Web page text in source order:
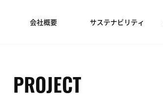
会社概要 サステナビリティ
PROJECT